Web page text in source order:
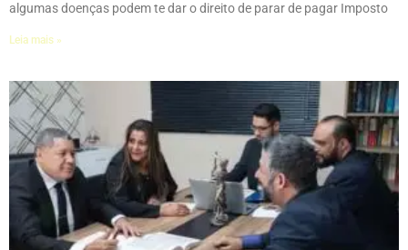
algumas doenças podem te dar o direito de parar de pagar Imposto
Leia mais »